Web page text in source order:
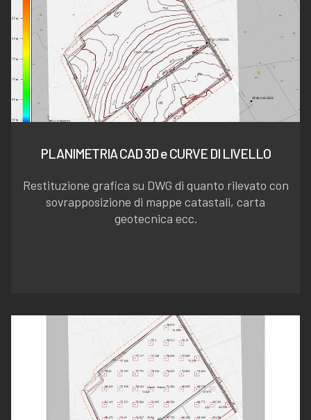
PLANIMETRIA CAD 3D e CURVE DI LIVELLO
Restituzione grafica su DWG di quanto rilevato con
sovrapposizione di mappe catastali, carta
geotecnica ecc.